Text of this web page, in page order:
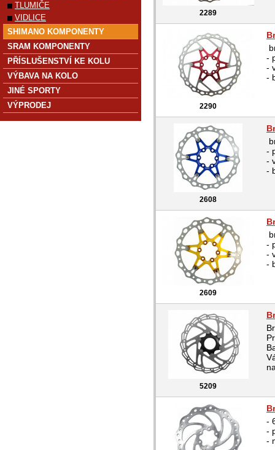
2289
2290
-
-
-
2608
-
-
-
2609
-
-
-
5209
-
-
-
TLUMIČE
VIDLICE
SHIMANO KOMPONENTY
SRAM KOMPONENTY
PŘÍSLUŠENSTVÍ KE KOLU
VÝBAVA NA KOLO
JINÉ SPORTY
VÝPRODEJ